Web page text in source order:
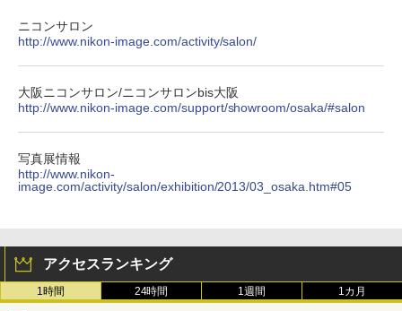
ニコンサロン
http://www.nikon-image.com/activity/salon/
大阪ニコンサロン/ニコンサロンbis大阪
http://www.nikon-image.com/support/showroom/osaka/#salon
写真展情報
http://www.nikon-
image.com/activity/salon/exhibition/2013/03_osaka.htm#05
アクセスランキング
1時間 24時間 1週間 1カ月